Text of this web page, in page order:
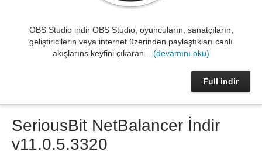
OBS Studio indir OBS Studio, oyuncuların, sanatçıların,
geliştiricilerin veya internet üzerinden paylaştıkları canlı
akışlarıns keyfini çıkaran.... (devamını oku)
Full indir
SeriousBit NetBalancer İndir
v11.0.5.3320